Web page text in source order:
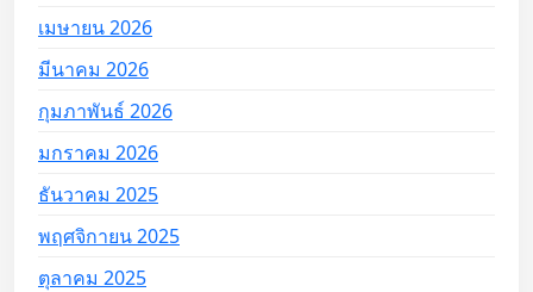
เมษายน 2026
มีนาคม 2026
กุมภาพันธ์ 2026
มกราคม 2026
ธันวาคม 2025
พฤศจิกายน 2025
ตุลาคม 2025